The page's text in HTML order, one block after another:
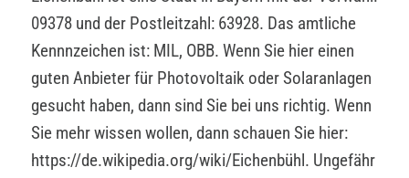
09378 und der Postleitzahl: 63928. Das amtliche
Kennnzeichen ist: MIL, OBB. Wenn Sie hier einen
guten Anbieter für Photovoltaik oder Solaranlagen
gesucht haben, dann sind Sie bei uns richtig. Wenn
Sie mehr wissen wollen, dann schauen Sie hier:
https://de.wikipedia.org/wiki/Eichenbühl. Ungefähr